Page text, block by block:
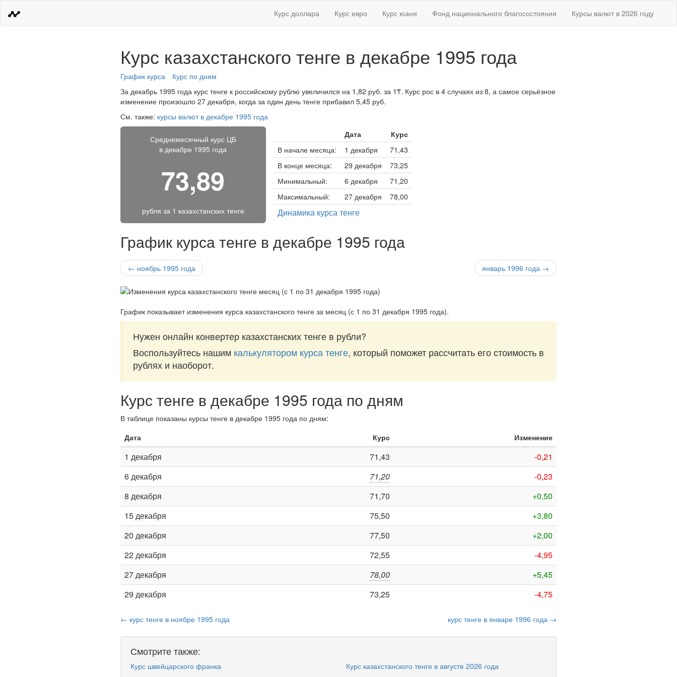
Курс доллара Курс евро Курс юаня Фонд национального благосостояния Курсы валют в 2026 году
Курс казахстанского тенге в декабре 1995 года
График курса
Курс по дням
За декабрь 1995 года курс тенге к российскому рублю увеличился на 1,82 руб. за 1₸. Курс рос в 4 случаях из 8, а самое серьёзное
изменение произошло 27 декабря, когда за один день тенге прибавил 5,45 руб.
См. также: курсы валют в декабре 1995 года
Среднемесячный курс ЦБ
в декабре 1995 года
73,89
рубля за 1 казахстанских тенге
Дата
Курс
В начале месяца:
1 декабря
71,43
В конце месяца:
29 декабря
73,25
Минимальный:
6 декабря
71,20
Максимальный:
27 декабря 78,00
Динамика курса тенге
График курса тенге в декабре 1995 года
← ноябрь 1995 года январь 1996 года →
График показывает изменения курса казахстанского тенге за месяц (с 1 по 31 декабря 1995 года).
Нужен онлайн конвертер казахстанских тенге в рубли?
Воспользуйтесь нашим калькулятором курса тенге, который поможет рассчитать его стоимость в
рублях и наоборот.
Курс тенге в декабре 1995 года по дням
В таблице показаны курсы тенге в декабре 1995 года по дням:
Дата
Курс Изменение
1 декабря 71,43
-0,21
6 декабря
71,20
-0,23
8 декабря
71,70
+0,50
15 декабря
75,50
+3,80
20 декабря
77,50
+2,00
22 декабря
72,55
-4,95
27 декабря
78,00
+5,45
29 декабря
73,25 -4,75
← курс тенге в ноябре 1995 года курс тенге в январе 1996 года →
Смотрите также:
Курс швейцарского франка
Курс казахстанского тенге в августе 2026 года